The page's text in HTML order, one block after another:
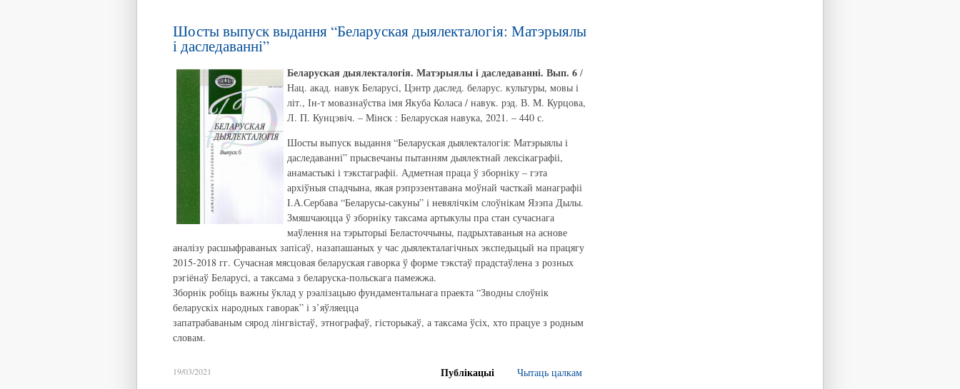
Шосты выпуск выдання “Беларуская дыялекталогія: Матэрыялы
і даследаванні”
Беларуская дыялекталогія. Матэрыялы і даследаванні. Вып. 6 /
Нац. акад. навук Беларусі, Цэнтр даслед. беларус. культуры, мовы і
літ., Ін-т мовазнаўства імя Якуба Коласа / навук. рэд. В. М. Курцова,
Л. П. Кунцэвіч. – Мінск : Беларуская навука, 2021. – 440 с.
Шосты выпуск выдання “Беларуская дыялекталогія: Матэрыялы і
даследаванні” прысвечаны пытанням дыялектнай лексікаграфіі,
анамастыкі і тэкстаграфіі. Адметная праца ў зборніку – гэта
архіўныя спадчына, якая рэпрэзентавана моўнай часткай манаграфіі
І.А.Сербава “Беларусы-сакуны” і невялічкім слоўнікам Язэпа Дылы.
Змяшчаюцца ў зборніку таксама артыкулы пра стан сучаснага
маўлення на тэрыторыі Беласточчыны, падрыхтаваныя на аснове
аналізу расшыфраваных запісаў, назапашаных у час дыялекталагічных экспедыцый на працягу
2015-2018 гг. Сучасная мясцовая беларуская гаворка ў форме тэкстаў прадстаўлена з розных
рэгіёнаў Беларусі, а таксама з беларуска-польскага памежжа.
Зборнік робіць важны ўклад у рэалізацыю фундаментальнага праекта “Зводны слоўнік
беларускіх народных гаворак” і з’яўляецца
запатрабаваным сярод лінгвістаў, этнографаў, гісторыкаў, а таксама ўсіх, хто працуе з родным
словам.
19/03/2021 Публікацыі Чытаць цалкам